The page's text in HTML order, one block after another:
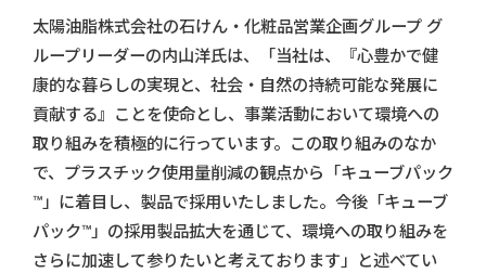
太陽油脂株式会社の石けん・化粧品営業企画グループ グ
ループリーダーの内山洋氏は、「当社は、『心豊かで健
康的な暮らしの実現と、社会・自然の持続可能な発展に
貢献する』ことを使命とし、事業活動において環境への
取り組みを積極的に行っています。この取り組みのなか
で、プラスチック使用量削減の観点から「キューブパック
™」に着目し、製品で採用いたしました。今後「キューブ
パック™」の採用製品拡大を通じて、環境への取り組みを
さらに加速して参りたいと考えております」と述べてい